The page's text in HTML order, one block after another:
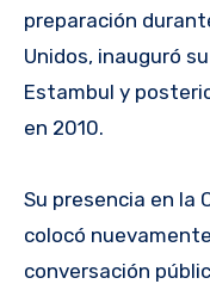
preparación
Unidos, inauguró
Estambul y
en 2010.
Su presencia en la
colocó
conversación